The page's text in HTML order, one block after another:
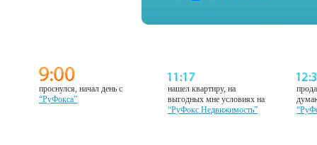
проснулся, начал день с
“РуФокса”
нашел квартиру, на
выгодных мне условиях на
“РуФокс Недвижимость”